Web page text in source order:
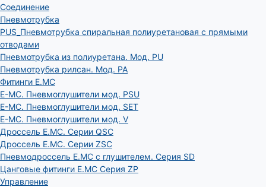
Соединение
Пневмотрубка
PUS_Пневмотрубка спиральная полиуретановая с прямыми
отводами
Пневмотрубка из полиуретана. Мод. РU
Пневмотрубка рилсан. Мод. PA
Фитинги E.MC
E-MC. Пневмоглушители мод. PSU
E-MC. Пневмоглушители мод. SET
E-MC. Пневмоглушители мод. V
Дроссель E.MC. Серии QSC
Дроссель E.MC. Серии ZSC
Пневмодроссель E.MC с глушителем. Серия SD
Цанговые фитинги E.MC Серия ZP
Управление